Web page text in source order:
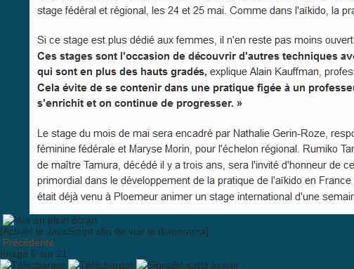
[Activer le JavaScript afin de voir le diaporama]
Précédente
Image 5 sur 21